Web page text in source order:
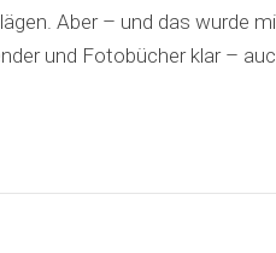
Aber – und das wurde
und Fotobücher klar –